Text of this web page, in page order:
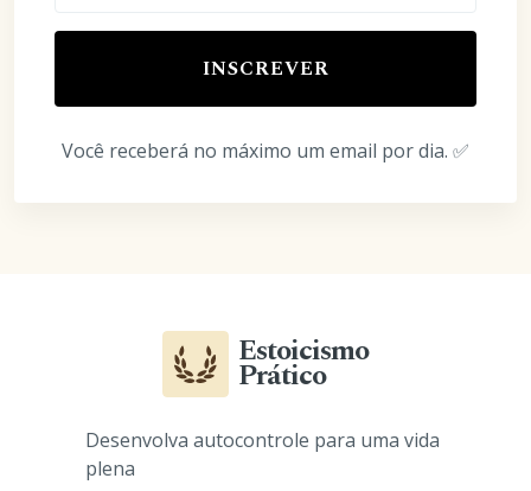
INSCREVER
Você receberá no máximo um email por dia. ✅
Estoicismo
Prático
Desenvolva autocontrole para uma vida
plena